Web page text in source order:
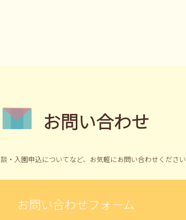
お問い合わせ
・入園申込についてなど、 お気軽にお問い合わせくださ
お問い合わせフォーム